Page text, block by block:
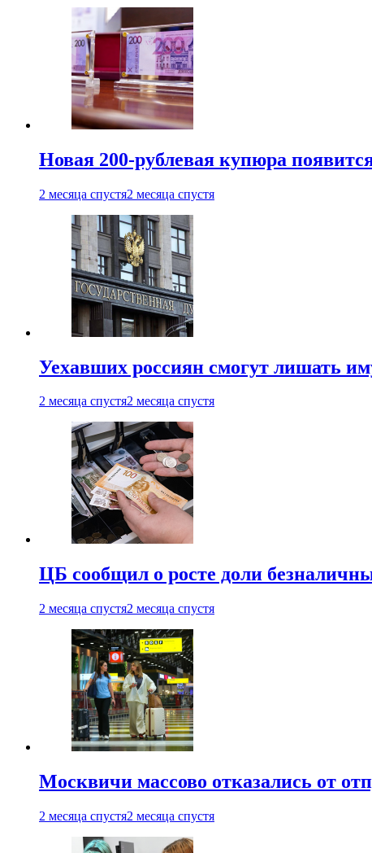
Новая 200-рублевая купюра
2 месяца спустя2 месяца спустя
Уехавших россиян смогут лишать
2 месяца спустя2 месяца спустя
ЦБ сообщил о росте доли
2 месяца спустя2 месяца спустя
Москвичи массово отказались от
2 месяца спустя2 месяца спустя